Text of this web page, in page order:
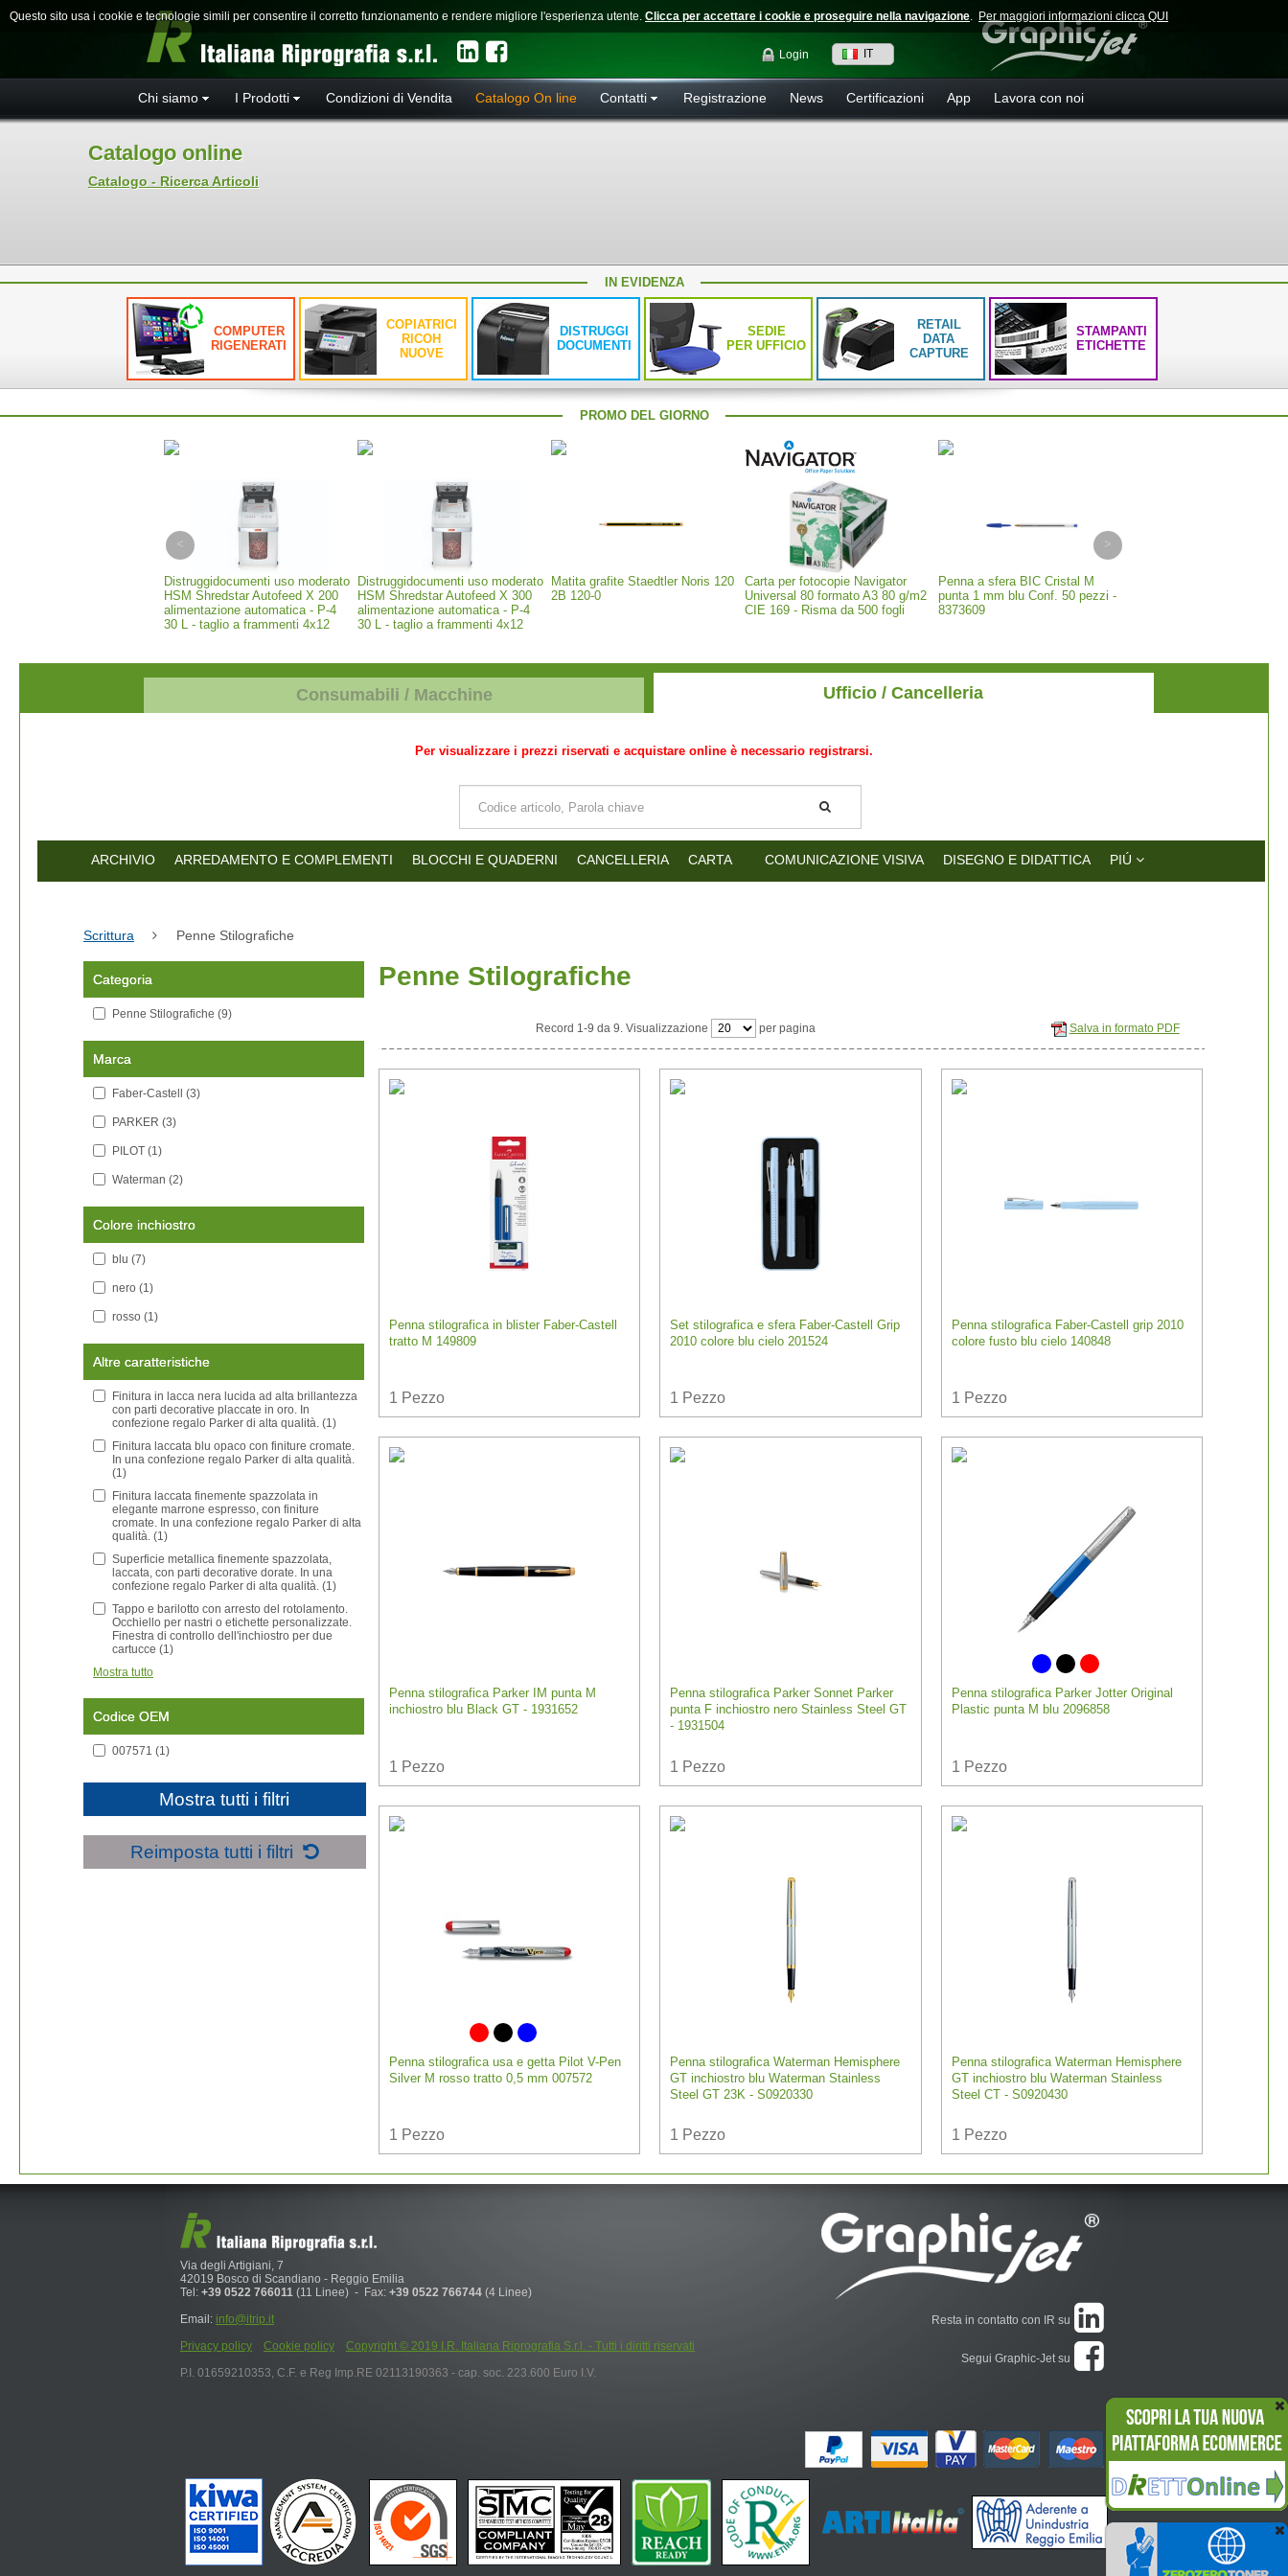
Questo sito usa i cookie e tecnologie simili per consentire il corretto funzionamento e rendere migliore l'esperienza utente. Clicca per accettare i cookie e proseguire nella navigazione. Per maggiori informazioni clicca QUI
IT
Login
Chi siamo I Prodotti Condizioni di Vendita Catalogo On line Contatti Registrazione News Certificazioni App Lavora con noi
Catalogo online
Catalogo - Ricerca Articoli
IN EVIDENZA
COMPUTER
RIGENERATI
COPIATRICI
RICOH
NUOVE
DISTRUGGI
DOCUMENTI
SEDIE
PER UFFICIO
RETAIL
DATA
CAPTURE
STAMPANTI
ETICHETTE
PROMO DEL GIORNO
Distruggidocumenti uso moderato
HSM Shredstar Autofeed X 200
alimentazione automatica - P-4
30 L - taglio a frammenti 4x12
Distruggidocumenti uso moderato
HSM Shredstar Autofeed X 300
alimentazione automatica - P-4
30 L - taglio a frammenti 4x12
Matita grafite Staedtler Noris 120
2B 120-0
Carta per fotocopie Navigator
Universal 80 formato A3 80 g/m2
CIE 169 - Risma da 500 fogli
Penna a sfera BIC Cristal M
punta 1 mm blu Conf. 50 pezzi -
8373609
Consumabili / Macchine Ufficio / Cancelleria
Per visualizzare i prezzi riservati e acquistare online è necessario registrarsi.
ARCHIVIO ARREDAMENTO E COMPLEMENTI BLOCCHI E QUADERNI CANCELLERIA CARTA COMUNICAZIONE VISIVA DISEGNO E DIDATTICA PIÚ
Scrittura Penne Stilografiche
Categoria
Penne Stilografiche (9)
Marca
Faber-Castell (3)
PARKER (3)
PILOT (1)
Waterman (2)
Colore inchiostro
blu (7)
nero (1)
rosso (1)
Altre caratteristiche
Finitura in lacca nera lucida ad alta brillantezza
con parti decorative placcate in oro. In
confezione regalo Parker di alta qualità. (1)
Finitura laccata blu opaco con finiture cromate.
In una confezione regalo Parker di alta qualità.
(1)
Finitura laccata finemente spazzolata in
elegante marrone espresso, con finiture
cromate. In una confezione regalo Parker di alta
qualità. (1)
Superficie metallica finemente spazzolata,
laccata, con parti decorative dorate. In una
confezione regalo Parker di alta qualità. (1)
Tappo e barilotto con arresto del rotolamento.
Occhiello per nastri o etichette personalizzate.
Finestra di controllo dell'inchiostro per due
cartucce (1)
Mostra tutto
Codice OEM
007571 (1)
Mostra tutti i filtri
Reimposta tutti i filtri
Penne Stilografiche
Record 1-9 da 9. Visualizzazione per pagina Salva in formato PDF
Penna stilografica in blister Faber-Castell
tratto M 149809
1 Pezzo
Set stilografica e sfera Faber-Castell Grip
2010 colore blu cielo 201524
1 Pezzo
Penna stilografica Faber-Castell grip 2010
colore fusto blu cielo 140848
1 Pezzo
Penna stilografica Parker IM punta M
inchiostro blu Black GT - 1931652
1 Pezzo
Penna stilografica Parker Sonnet Parker
punta F inchiostro nero Stainless Steel GT
- 1931504
1 Pezzo
Penna stilografica Parker Jotter Original
Plastic punta M blu 2096858
1 Pezzo
Penna stilografica usa e getta Pilot V-Pen
Silver M rosso tratto 0,5 mm 007572
1 Pezzo
Penna stilografica Waterman Hemisphere
GT inchiostro blu Waterman Stainless
Steel GT 23K - S0920330
1 Pezzo
Penna stilografica Waterman Hemisphere
GT inchiostro blu Waterman Stainless
Steel CT - S0920430
1 Pezzo
Via degli Artigiani, 7
42019 Bosco di Scandiano - Reggio Emilia
Tel: +39 0522 766011 (11 Linee) - Fax: +39 0522 766744 (4 Linee)
Email: info@itrip.it
Privacy policy
Cookie policy
Copyright © 2019 I.R. Italiana Riprografia S.r.l. - Tutti i diritti riservati
P.I. 01659210353, C.F. e Reg Imp.RE 02113190363 - cap. soc. 223.600 Euro I.V.
Resta in contatto con IR su
Segui Graphic-Jet su